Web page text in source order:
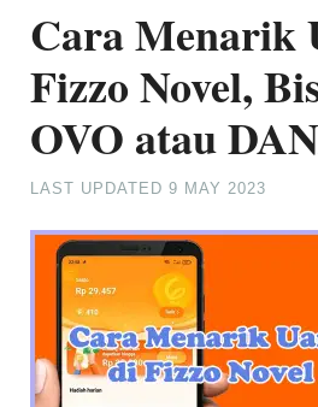
Cara Menarik
Fizzo Novel,
OVO atau
LAST UPDATED9 MAY 2023